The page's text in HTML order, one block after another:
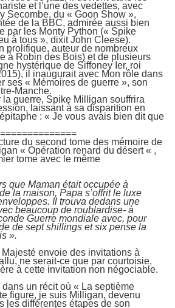
et l’une des vedettes, avec
Secombe, du « Goon Show »,
de la BBC, admirée aussi bien
par les Monty Python (« Spike
à tous », dixit John Cleese).
prolifique, auteur de nombreux
à Robin des Bois) et de plusieurs
hystérique de Siffoney Ier, roi
il inaugurait avec Mon rôle dans
ses « Mémoires de guerre », son
Manche.
la guerre, Spike Milligan souffrira
laissant à sa disparition en
: « Je vous avais bien dit que
du second tome des mémoire de
« Opération renard du désert « ,
tome avec le même
que Maman était occupée à
la maison, Papa s’offrit le luxe
Il trouva dedans une
beaucoup de roublardise- à
Guerre mondiale avec, pour
de sept shillings et six pense la
».
envoie des invitations à
ne serait-ce que par courtoisie,
à cette invitation non négociable.
un récit où « La septième
figure, je suis Milligan, devenu
les différentes étapes de son